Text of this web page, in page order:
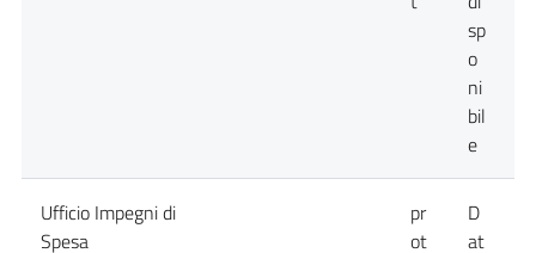
sp
o
ni
bil
e
Ufficio Impegni di
Spesa
pr
ot
D
at